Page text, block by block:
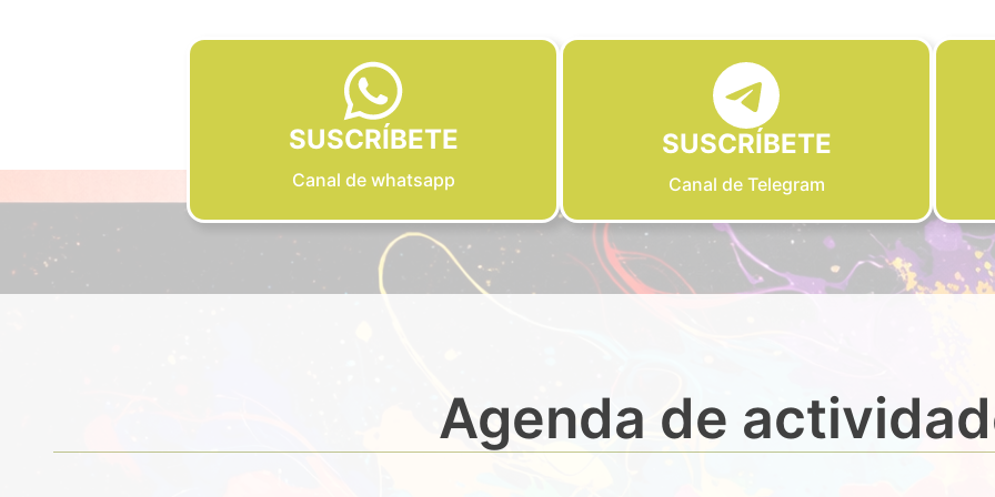
SUSCRÍBETE
Canal de whatsapp
SUSCRÍBETE
Canal de Telegram
Agenda de